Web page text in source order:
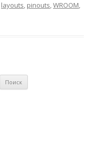
layouts, pinouts,WROOM,